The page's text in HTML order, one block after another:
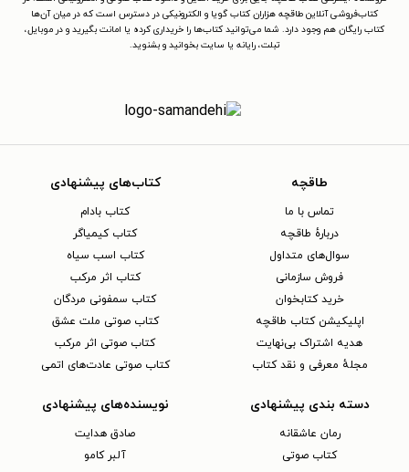
کتاب‌فروشی آنلاین طاقچه هزاران کتاب گویا و الکترونیکی در دسترس است که در میان آن‌ها
کتاب رایگان هم وجود دارد. شما می‌توانید کتاب‌ها را خریداری کرده یا امانت بگیرید و در موبایل،
تبلت، رایانه یا سایت بخوانید و بشنوید.
طاقچه
تماس با ما
دربارهٔ طاقچه
سوال‌های متداول
فروش سازمانی
خرید کتابخوان
اپلیکیشن کتاب طاقچه
هدیه اشتراک بی‌نهایت
مجلهٔ معرفی و نقد کتاب
کتاب‌های پیشنهادی
کتاب بادام
کتاب کیمیاگر
کتاب اسب سیاه
کتاب اثر مرکب
کتاب سمفونی مردگان
کتاب صوتی ملت عشق
کتاب صوتی اثر مرکب
کتاب صوتی عادت‌های اتمی
دسته بندی پیشنهادی
رمان عاشقانه
کتاب‌ صوتی
نویسنده‌های پیشنهادی
صادق هدایت
آلبر کامو